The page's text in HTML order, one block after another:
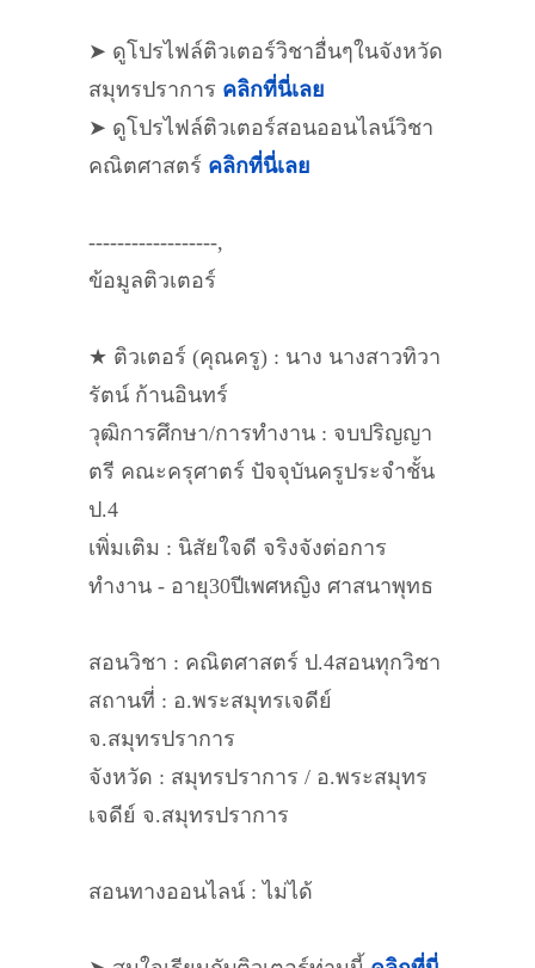
➤ ดูโปรไฟล์ติวเตอร์วิชาอื่นๆในจังหวัด
สมุทรปราการ คลิกที่นี่เลย
➤ ดูโปรไฟล์ติวเตอร์สอนออนไลน์วิชา
คณิตศาสตร์ คลิกที่นี่เลย
------------------,
ข้อมูลติวเตอร์
★ ติวเตอร์ (คุณครู) : นาง นางสาวทิวา
รัตน์ ก้านอินทร์
วุฒิการศึกษา/การทำงาน : จบปริญญา
ตรี คณะครุศาตร์ ปัจจุบันครูประจำชั้น
ป.4
เพิ่มเติม : นิสัยใจดี จริงจังต่อการ
ทำงาน - อายุ30ปีเพศหญิง ศาสนาพุทธ
สอนวิชา : คณิตศาสตร์ ป.4สอนทุกวิชา
สถานที่ : อ.พระสมุทรเจดีย์
จ.สมุทรปราการ
จังหวัด : สมุทรปราการ / อ.พระสมุทร
เจดีย์ จ.สมุทรปราการ
สอนทางออนไลน์ : ไม่ได้